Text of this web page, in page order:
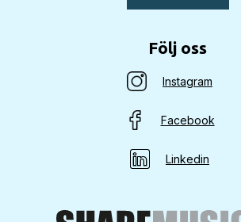
Följ oss
Instagram
Facebook
Linkedin